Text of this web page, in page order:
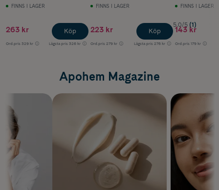
FINNS I LAGER
263 kr
Ord.pris 329 kr Lägsta pris 326 kr
Köp
FINNS I LAGER
223 kr
Ord.pris 279 kr Lägsta pris 276 kr
Köp
FINNS I LAGER
5.0/5 (1)
143 kr
Ord.pris 179 kr
Apohem Magazine